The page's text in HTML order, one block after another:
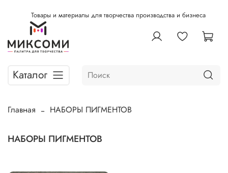
Товары и материалы для творчества производства и бизнеса
Каталог
Главная НАБОРЫ ПИГМЕНТОВ
НАБОРЫ ПИГМЕНТОВ